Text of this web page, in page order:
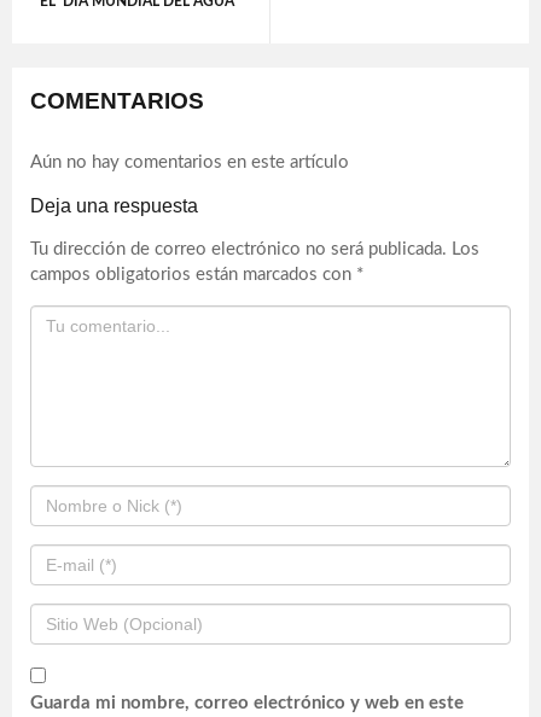
COMENTARIOS
Aún no hay comentarios en este artículo
Deja una respuesta
Tu dirección de correo electrónico no será publicada. Los
campos obligatorios están marcados con *
Guarda mi nombre, correo electrónico y web en este